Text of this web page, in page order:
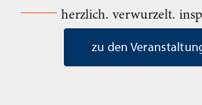
herzlich. verwurzelt.
zu den